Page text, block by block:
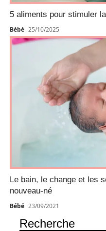
5 aliments pour stimuler
Bébé 25/10/2025
Le bain, le change et les
nouveau-né
Bébé 23/09/2021
Recherche